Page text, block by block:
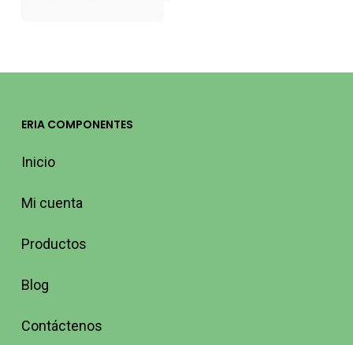
ERIA COMPONENTES
Inicio
Mi cuenta
Productos
Blog
Contáctenos